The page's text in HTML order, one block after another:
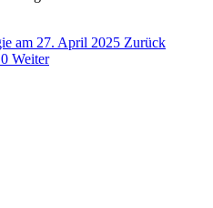
am 27. April 2025 Zurück
Weiter